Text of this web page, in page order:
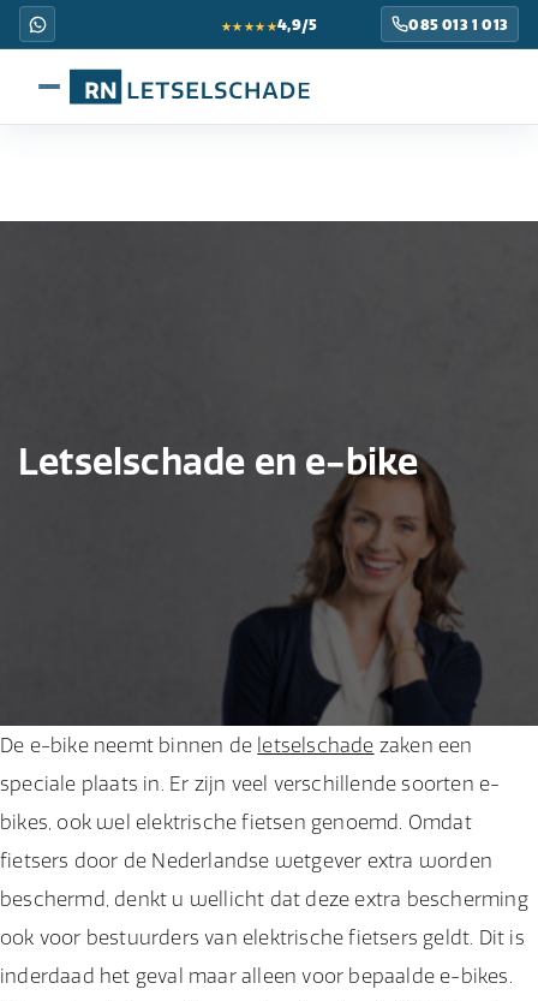
★★★★★4,9/5 085 013 1 013
Letselschade en e-bike
De e-bike neemt binnen de letselschade zaken een
speciale plaats in. Er zijn veel verschillende soorten e-
bikes, ook wel elektrische fietsen genoemd. Omdat
fietsers door de Nederlandse wetgever extra worden
beschermd, denkt u wellicht dat deze extra bescherming
ook voor bestuurders van elektrische fietsers geldt. Dit is
inderdaad het geval maar alleen voor bepaalde e-bikes.